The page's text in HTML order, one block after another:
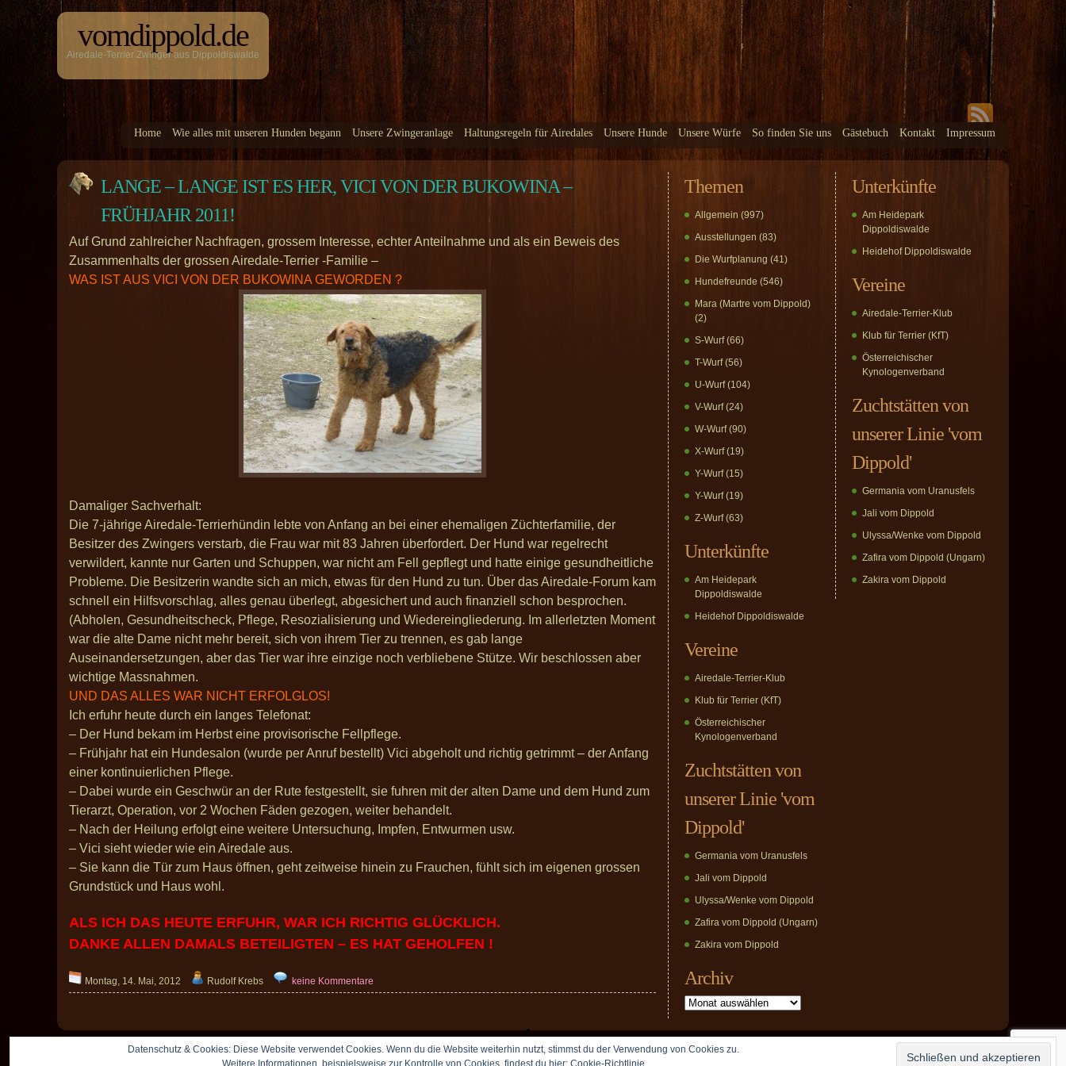
vomdippold.de
Airedale-Terrier Zwinger aus Dippoldiswalde
Home Wie alles mit unseren Hunden begann Unsere Zwingeranlage Haltungsregeln für Airedales Unsere Hunde Unsere Würfe So finden Sie uns Gästebuch Kontakt Impressum
LANGE – LANGE IST ES HER, VICI VON DER BUKOWINA –
FRÜHJAHR 2011!
Auf Grund zahlreicher Nachfragen, grossem Interesse, echter Anteilnahme und als ein Beweis des
Zusammenhalts der grossen Airedale-Terrier -Familie –
WAS IST AUS VICI VON DER BUKOWINA GEWORDEN ?
Damaliger Sachverhalt:
Die 7-jährige Airedale-Terrierhündin lebte von Anfang an bei einer ehemaligen Züchterfamilie, der
Besitzer des Zwingers verstarb, die Frau war mit 83 Jahren überfordert. Der Hund war regelrecht
verwildert, kannte nur Garten und Schuppen, war nicht am Fell gepflegt und hatte einige gesundheitliche
Probleme. Die Besitzerin wandte sich an mich, etwas für den Hund zu tun. Über das Airedale-Forum kam
schnell ein Hilfsvorschlag, alles genau überlegt, abgesichert und auch finanziell schon besprochen.
(Abholen, Gesundheitscheck, Pflege, Resozialisierung und Wiedereingliederung. Im allerletzten Moment
war die alte Dame nicht mehr bereit, sich von ihrem Tier zu trennen, es gab lange
Auseinandersetzungen, aber das Tier war ihre einzige noch verbliebene Stütze. Wir beschlossen aber
wichtige Massnahmen.
UND DAS ALLES WAR NICHT ERFOLGLOS!
Ich erfuhr heute durch ein langes Telefonat:
– Der Hund bekam im Herbst eine provisorische Fellpflege.
– Frühjahr hat ein Hundesalon (wurde per Anruf bestellt) Vici abgeholt und richtig getrimmt – der Anfang
einer kontinuierlichen Pflege.
– Dabei wurde ein Geschwür an der Rute festgestellt, sie fuhren mit der alten Dame und dem Hund zum
Tierarzt, Operation, vor 2 Wochen Fäden gezogen, weiter behandelt.
– Nach der Heilung erfolgt eine weitere Untersuchung, Impfen, Entwurmen usw.
– Vici sieht wieder wie ein Airedale aus.
– Sie kann die Tür zum Haus öffnen, geht zeitweise hinein zu Frauchen, fühlt sich im eigenen grossen
Grundstück und Haus wohl.
ALS ICH DAS HEUTE ERFUHR, WAR ICH RICHTIG GLÜCKLICH.
DANKE ALLEN DAMALS BETEILIGTEN – ES HAT GEHOLFEN !
Montag, 14. Mai, 2012 Rudolf Krebs keine Kommentare
Themen
Allgemein (997)
Ausstellungen (83)
Die Wurfplanung (41)
Hundefreunde (546)
Mara (Martre vom Dippold)
(2)
S-Wurf(66)
T-Wurf(56)
U-Wurf(104)
V-Wurf(24)
W-Wurf(90)
X-Wurf(19)
Y-Wurf(15)
Y-Wurf(19)
Z-Wurf(63)
Unterkünfte
Am Heidepark
Dippoldiswalde
Heidehof Dippoldiswalde
Vereine
Airedale-Terrier-Klub
Klub für Terrier (KfT)
Österreichischer
Kynologenverband
Zuchtstätten von
unserer Linie 'vom
Dippold'
Germania vom Uranusfels
Jali vom Dippold
Ulyssa/Wenke vom Dippold
Zafira vom Dippold (Ungarn)
Zakira vom Dippold
Archiv
Archiv
Unterkünfte
Am Heidepark
Dippoldiswalde
Heidehof Dippoldiswalde
Vereine
Airedale-Terrier-Klub
Klub für Terrier (KfT)
Österreichischer
Kynologenverband
Zuchtstätten von
unserer Linie 'vom
Dippold'
Germania vom Uranusfels
Jali vom Dippold
Ulyssa/Wenke vom Dippold
Zafira vom Dippold (Ungarn)
Zakira vom Dippold
Copyright © 2009 vomDippold.de. All rights reserved.
Datenschutz & Cookies: Diese Website verwendet Cookies. Wenn du die Website weiterhin nutzt, stimmst du der Verwendung von Cookies zu.
Weitere Informationen, beispielsweise zur Kontrolle von Cookies, findest du hier:Cookie-Richtlinie